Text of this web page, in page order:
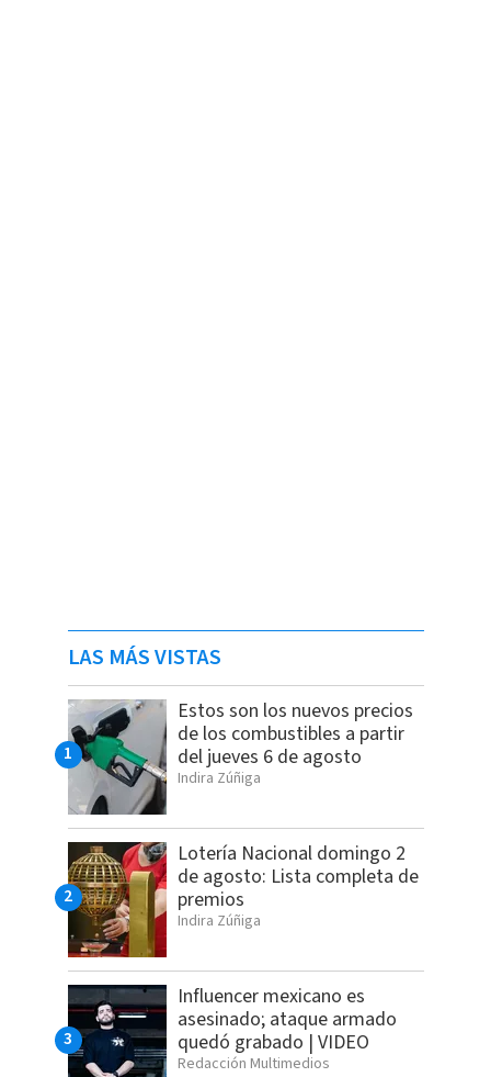
LAS MÁS VISTAS
Estos son los nuevos precios
de los combustibles a partir
del jueves 6 de agosto
Indira Zúñiga
Lotería Nacional domingo 2
de agosto: Lista completa de
premios
Indira Zúñiga
Influencer mexicano es
asesinado; ataque armado
quedó grabado | VIDEO
Redacción Multimedios